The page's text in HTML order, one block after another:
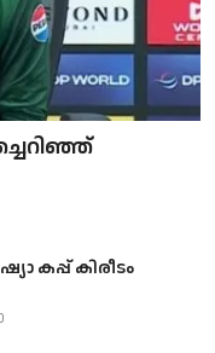
കപ്പ് കിരീടം